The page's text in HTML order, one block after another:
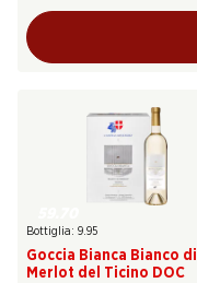
Bottiglia: 9.95
Goccia Bianca Bianco di
Merlot del Ticino DOC